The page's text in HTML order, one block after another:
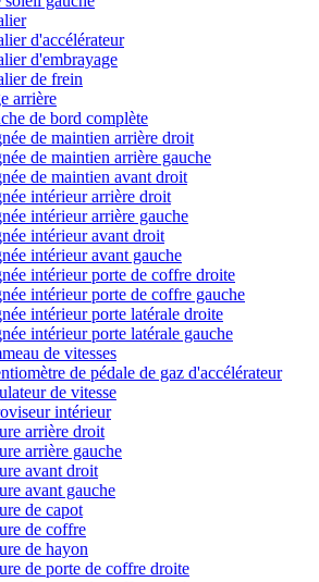
d'accélérateur
d'embrayage
de frein
arrière
de bord complète
de maintien arrière droit
de maintien arrière gauche
de maintien avant droit
intérieur arrière droit
intérieur arrière gauche
intérieur avant droit
intérieur avant gauche
intérieur porte de coffre droite
intérieur porte de coffre gauche
intérieur porte latérale droite
intérieur porte latérale gauche
de vitesses
de pédale de gaz d'accélérateur
de vitesse
intérieur
arrière droit
arrière gauche
avant droit
avant gauche
de capot
de coffre
de hayon
de porte de coffre droite